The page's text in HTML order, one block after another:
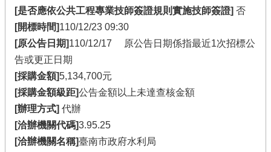
[是否應依公共工程專業技師簽證規則實施技師簽證] 否
[開標時間]110/12/23 09:30
[原公告日期]110/12/17 原公告日期係指最近1次招標公
告或更正日期
[採購金額]5,134,700元
[採購金額級距]公告金額以上未達查核金額
[辦理方式] 代辦
[洽辦機關代碼]3.95.25
[洽辦機關名稱]臺南市政府水利局